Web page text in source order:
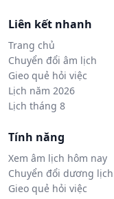
Liên kết nhanh
Trang chủ
Chuyển đổi âm lịch
Gieo quẻ hỏi việc
Lịch năm 2026
Lịch tháng 8
Tính năng
Xem âm lịch hôm nay
Chuyển đổi dương
Gieo quẻ hỏi việc